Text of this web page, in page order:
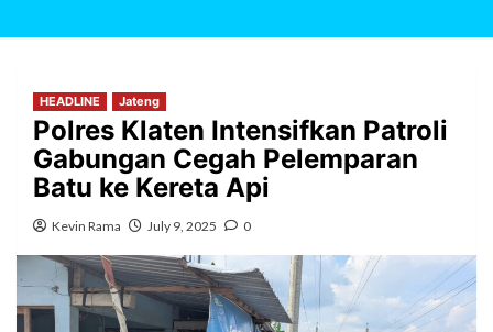
HEADLINE Jateng
Polres Klaten Intensifkan Patroli
Gabungan Cegah Pelemparan
Batu ke Kereta Api
Kevin Rama July 9, 2025 0